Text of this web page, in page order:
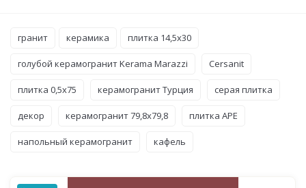
гранит керамика плитка 14,5x30
голубой керамогранит Kerama Marazzi Cersanit
плитка 0,5x75 керамогранит Турция серая плитка
декор керамогранит 79,8x79,8 плитка APE
напольный керамогранит кафель